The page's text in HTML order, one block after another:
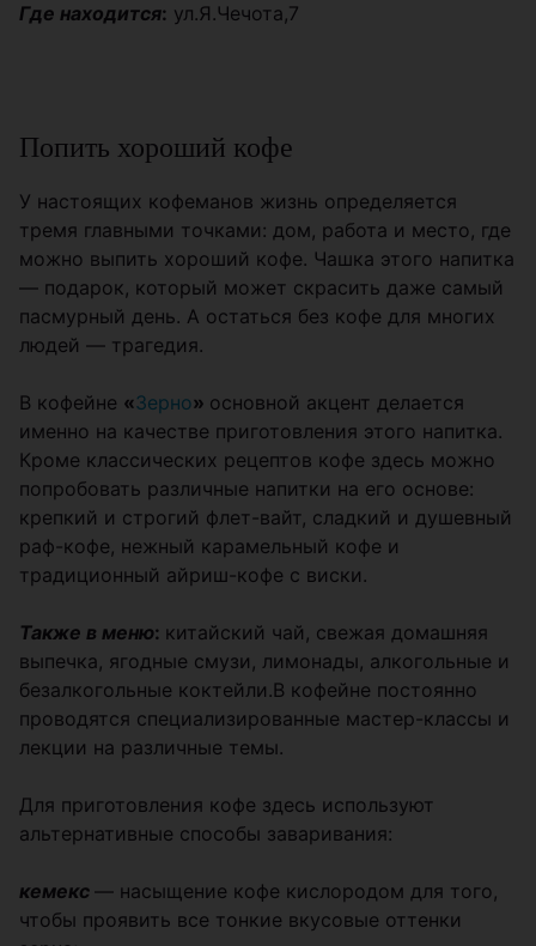
Где находится: ул.Я.Чечота,7
Попить хороший кофе
У настоящих кофеманов жизнь определяется
тремя главными точками: дом, работа и место, где
можно выпить хороший кофе. Чашка этого напитка
— подарок, который может скрасить даже самый
пасмурный день. А остаться без кофе для многих
людей — трагедия.
В кофейне «Зерно» основной акцент делается
именно на качестве приготовления этого напитка.
Кроме классических рецептов кофе здесь можно
попробовать различные напитки на его основе:
крепкий и строгий флет-вайт, сладкий и душевный
раф-кофе, нежный карамельный кофе и
традиционный айриш-кофе с виски.
Также в меню: китайский чай, свежая домашняя
выпечка, ягодные смузи, лимонады, алкогольные и
безалкогольные коктейли.В кофейне постоянно
проводятся специализированные мастер-классы и
лекции на различные темы.
Для приготовления кофе здесь используют
альтернативные способы заваривания:
кемекс — насыщение кофе кислородом для того,
чтобы проявить все тонкие вкусовые оттенки